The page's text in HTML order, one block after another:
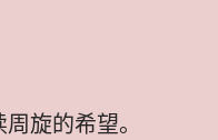
旋的希望。